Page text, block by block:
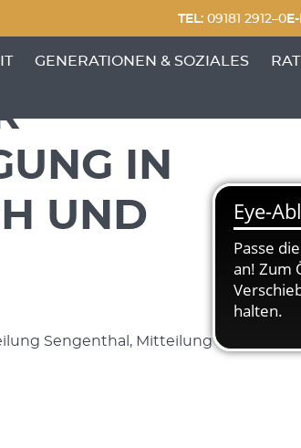
TEL:09181 2912–0
GENERATIONEN & SOZIALES
IN
UND
Sengenthal, Mitteilung – 28.